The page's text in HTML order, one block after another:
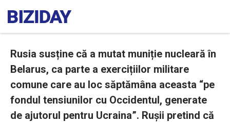
Rusia susține că a mutat muniție nucleară în
Belarus, ca parte a exercițiilor militare
comune care au loc săptămâna aceasta “pe
fondul tensiunilor cu Occidentul, generate
de ajutorul pentru Ucraina”. Rușii pretind că